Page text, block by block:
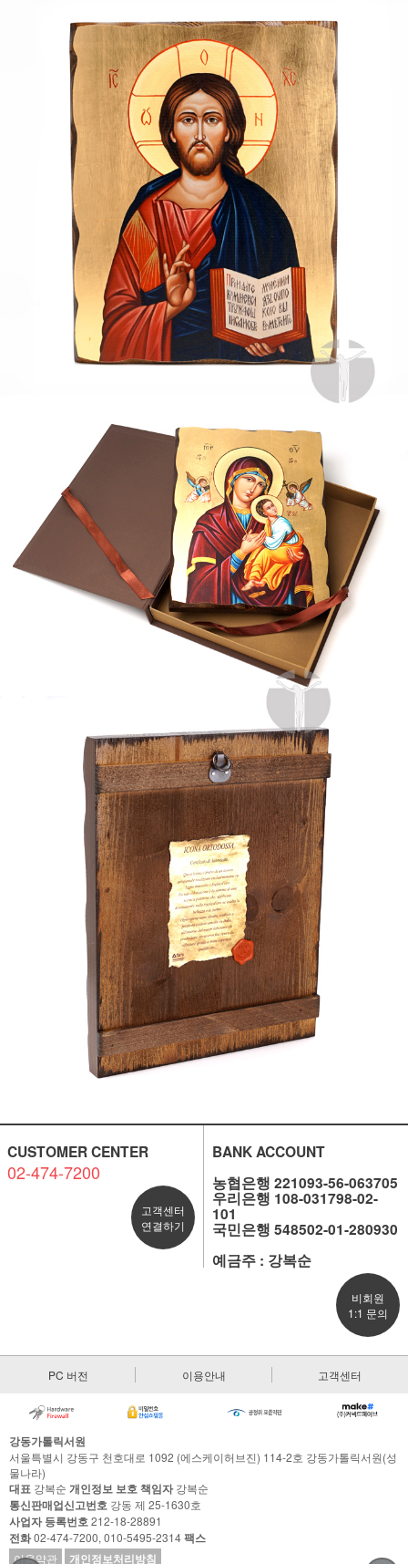
CUSTOMER CENTER
02-474-7200
고객센터
연결하기
BANK ACCOUNT
농협은행 221093-56-063705
우리은행 108-031798-02-
101
국민은행 548502-01-280930
예금주 : 강복순
비회원
1:1 문의
PC 버전 이용안내 고객센터
강동가톨릭서원
서울특별시 강동구 천호대로 1092 (에스케이허브진) 114-2호 강동가톨릭서원(성
물나라)
대표 강복순 개인정보 보호 책임자강복순
통신판매업신고번호 강동 제 25-1630호
사업자 등록번호212-18-28891
전화02-474-7200, 010-5495-2314팩스
이용약관 개인정보처리방침